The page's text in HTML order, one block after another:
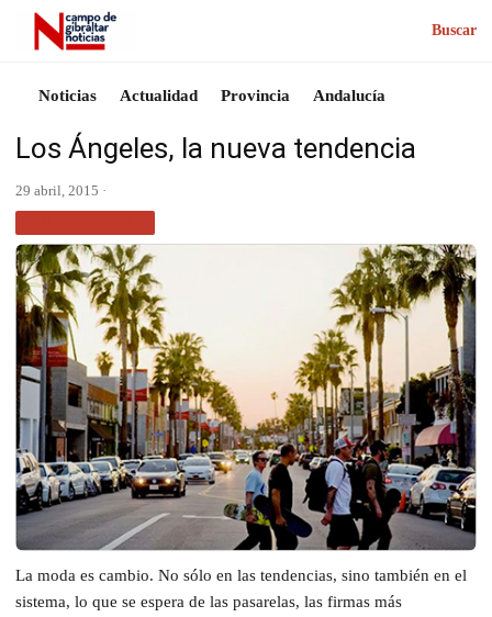
Buscar
Noticias Actualidad Provincia Andalucía
Los Ángeles, la nueva tendencia
29 abril, 2015 ·
La moda es cambio. No sólo en las tendencias, sino también en el
sistema, lo que se espera de las pasarelas, las firmas más